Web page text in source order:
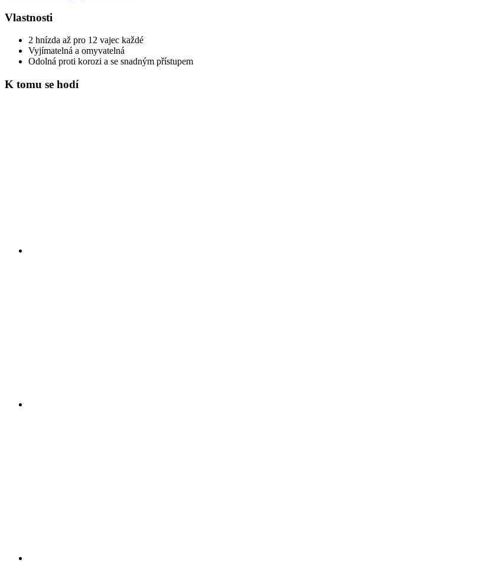
Vlastnosti
2 hnízda až pro 12 vajec každé
Vyjímatelná a omyvatelná
Odolná proti korozi a se snadným přístupem
K tomu se hodí